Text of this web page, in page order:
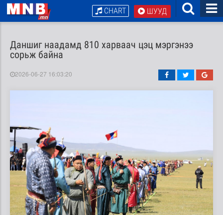
ШУУД
CHART
Даншиг наадамд 810 харваач цэц мэргэнээ
сорьж байна
2026-06-27 16:03:20